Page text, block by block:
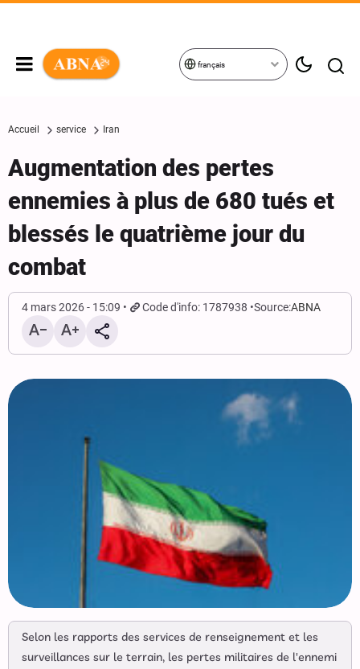
français
Accueil service Iran
Augmentation des pertes
ennemies à plus de 680 tués et
blessés le quatrième jour du
combat
4 mars 2026 - 15:09 Code d'info: 1787938 Source:ABNA
Selon les rapports des services de renseignement et les
surveillances sur le terrain, les pertes militaires de l'ennemi